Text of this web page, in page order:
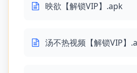
映欲【解锁VIP】.apk
汤不热视频【解锁VIP】